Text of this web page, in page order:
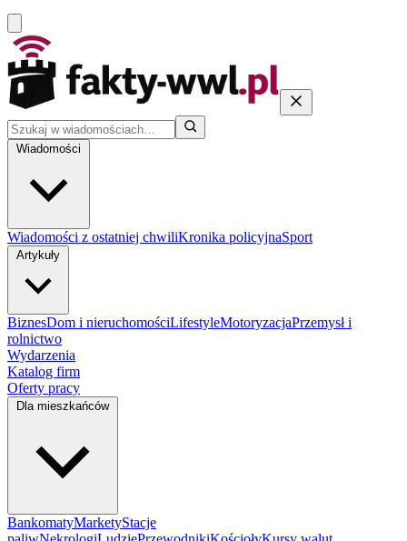
Wiadomości
Wiadomości z ostatniej chwiliKronika policyjnaSport
Artykuły
BiznesDom i nieruchomościLifestyleMotoryzacjaPrzemysł i
rolnictwo
Wydarzenia
Katalog firm
Oferty pracy
Dla mieszkańców
BankomatyMarketyStacje